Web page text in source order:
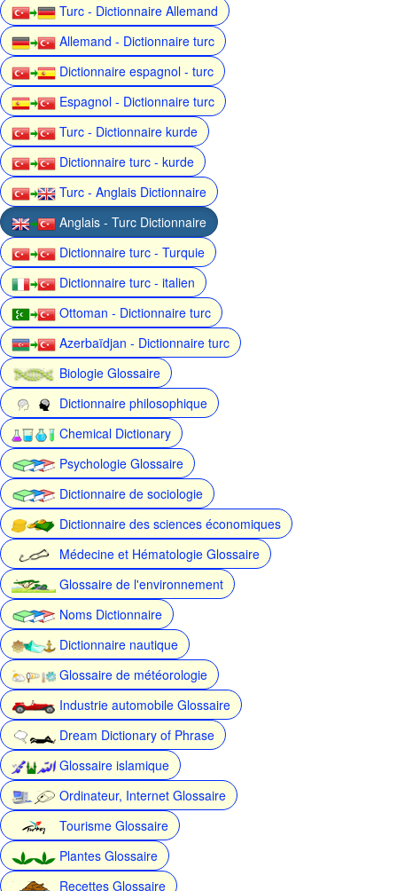
Turc - Dictionnaire Allemand
Allemand - Dictionnaire turc
Dictionnaire espagnol - turc
Espagnol - Dictionnaire turc
Turc - Dictionnaire kurde
Dictionnaire turc - kurde
Turc - Anglais Dictionnaire
Anglais - Turc Dictionnaire
Dictionnaire turc - Turquie
Dictionnaire turc - italien
Ottoman - Dictionnaire turc
Azerbaïdjan - Dictionnaire turc
Biologie Glossaire
Dictionnaire philosophique
Chemical Dictionary
Psychologie Glossaire
Dictionnaire de sociologie
Dictionnaire des sciences économiques
Médecine et Hématologie Glossaire
Glossaire de l'environnement
Noms Dictionnaire
Dictionnaire nautique
Glossaire de météorologie
Industrie automobile Glossaire
Dream Dictionary of Phrase
Glossaire islamique
Ordinateur, Internet Glossaire
Tourisme Glossaire
Plantes Glossaire
Recettes Glossaire